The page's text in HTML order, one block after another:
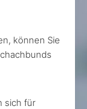
können Sie
sich für